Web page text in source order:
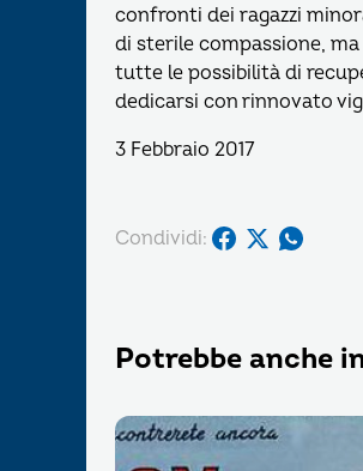
confronti dei ragazzi
di sterile compassione,
tutte le possibilità di
dedicarsi con rinnovato
3 Febbraio 2017
Condividi:
Potrebbe anche